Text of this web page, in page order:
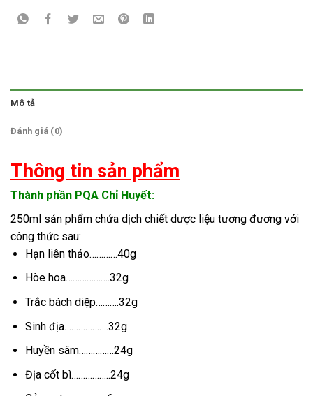
Mô tả
Đánh giá (0)
Thông tin sản phẩm
Thành phần PQA Chỉ Huyết:
250ml sản phẩm chứa dịch chiết dược liệu tương đương với
công thức sau:
Hạn liên thảo…………40g
Hòe hoa……………….32g
Trắc bách diệp……….32g
Sinh địa……………….32g
Huyền sâm……………24g
Địa cốt bì……………..24g